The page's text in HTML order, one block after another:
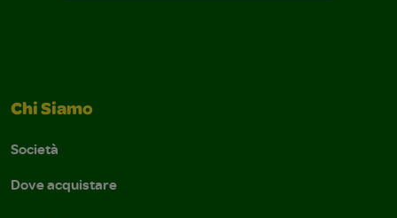
Chi Siamo
Società
Dove acquistare